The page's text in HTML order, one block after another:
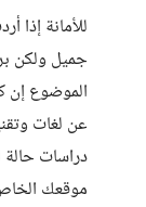
للأمانة
جميل ولكن
الموضوع إن
عن لغات
دراسات
موقعك